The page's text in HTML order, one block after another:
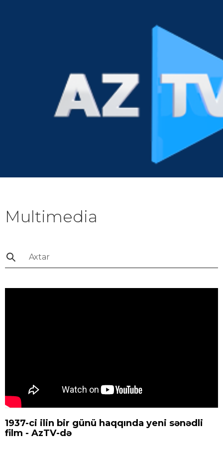
Multimedia
1937-ci ilin bir günü haqqında yeni sənədli
film - AzTV-də